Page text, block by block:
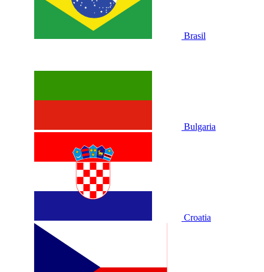
Brasil
Bulgaria
Croatia